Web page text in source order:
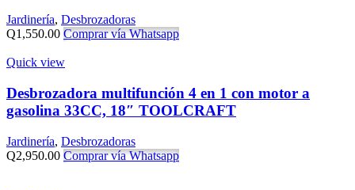
Jardinería, Desbrozadoras
Q1,550.00 Comprar vía Whatsapp
Quick view
Desbrozadora multifunción 4 en 1 con motor a
gasolina 33CC, 18″ TOOLCRAFT
Jardinería, Desbrozadoras
Q2,950.00 Comprar vía Whatsapp